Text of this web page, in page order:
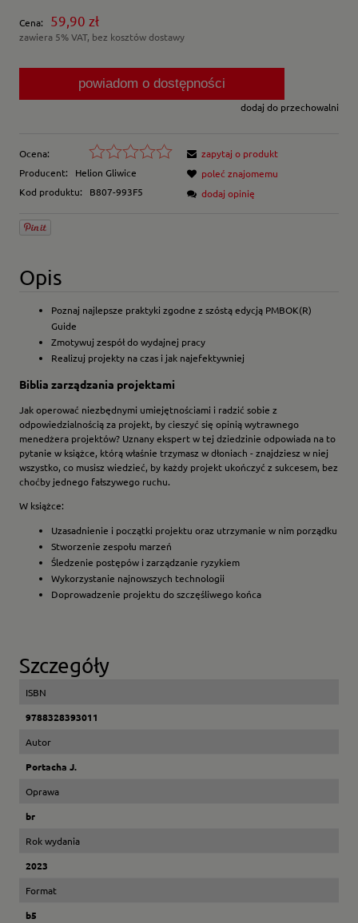
Cena: 59,90 zł
zawiera 5% VAT, bez kosztów dostawy
powiadom o dostępności
dodaj do przechowalni
Ocena:
Producent:
Helion Gliwice
Kod produktu:
B807-993F5
zapytaj o produkt
poleć znajomemu
dodaj opinię
Opis
Poznaj najlepsze praktyki zgodne z szóstą edycją PMBOK(R)
Guide
Zmotywuj zespół do wydajnej pracy
Realizuj projekty na czas i jak najefektywniej
Biblia zarządzania projektami
Jak operować niezbędnymi umiejętnościami i radzić sobie z
odpowiedzialnością za projekt, by cieszyć się opinią wytrawnego
menedżera projektów? Uznany ekspert w tej dziedzinie odpowiada na to
pytanie w książce, którą właśnie trzymasz w dłoniach - znajdziesz w niej
wszystko, co musisz wiedzieć, by każdy projekt ukończyć z sukcesem, bez
choćby jednego fałszywego ruchu.
W książce:
Uzasadnienie i początki projektu oraz utrzymanie w nim porządku
Stworzenie zespołu marzeń
Śledzenie postępów i zarządzanie ryzykiem
Wykorzystanie najnowszych technologii
Doprowadzenie projektu do szczęśliwego końca
Szczegóły
ISBN
9788328393011
Autor
Portacha J.
Oprawa
br
Rok wydania
2023
Format
b5